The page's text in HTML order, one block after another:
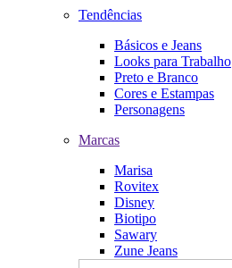
Tendências
Básicos e Jeans
Looks para Trabalho
Preto e Branco
Cores e Estampas
Personagens
Marcas
Marisa
Rovitex
Disney
Biotipo
Sawary
Zune Jeans